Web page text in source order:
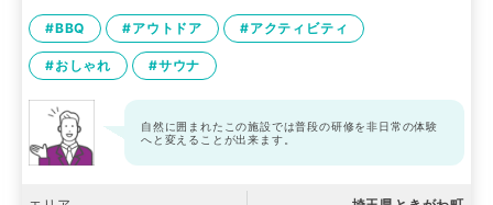
#BBQ #アウトドア #アクティビティ
#おしゃれ #サウナ
自然に囲まれたこの施設では普段の研修を非日常の体験
へと変えることが出来ます。